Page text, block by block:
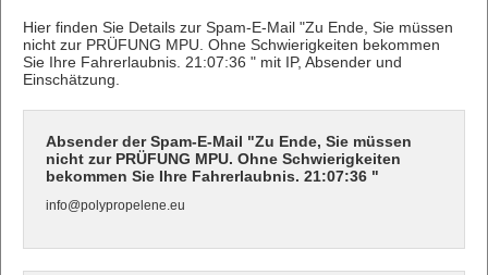
Hier finden Sie Details zur Spam-E-Mail "Zu Ende, Sie müssen
nicht zur PRÜFUNG MPU. Ohne Schwierigkeiten bekommen
Sie Ihre Fahrerlaubnis. 21:07:36 " mit IP, Absender und
Einschätzung.
Absender der Spam-E-Mail "Zu Ende, Sie müssen
nicht zur PRÜFUNG MPU. Ohne Schwierigkeiten
bekommen Sie Ihre Fahrerlaubnis. 21:07:36 "
info@polypropelene.eu